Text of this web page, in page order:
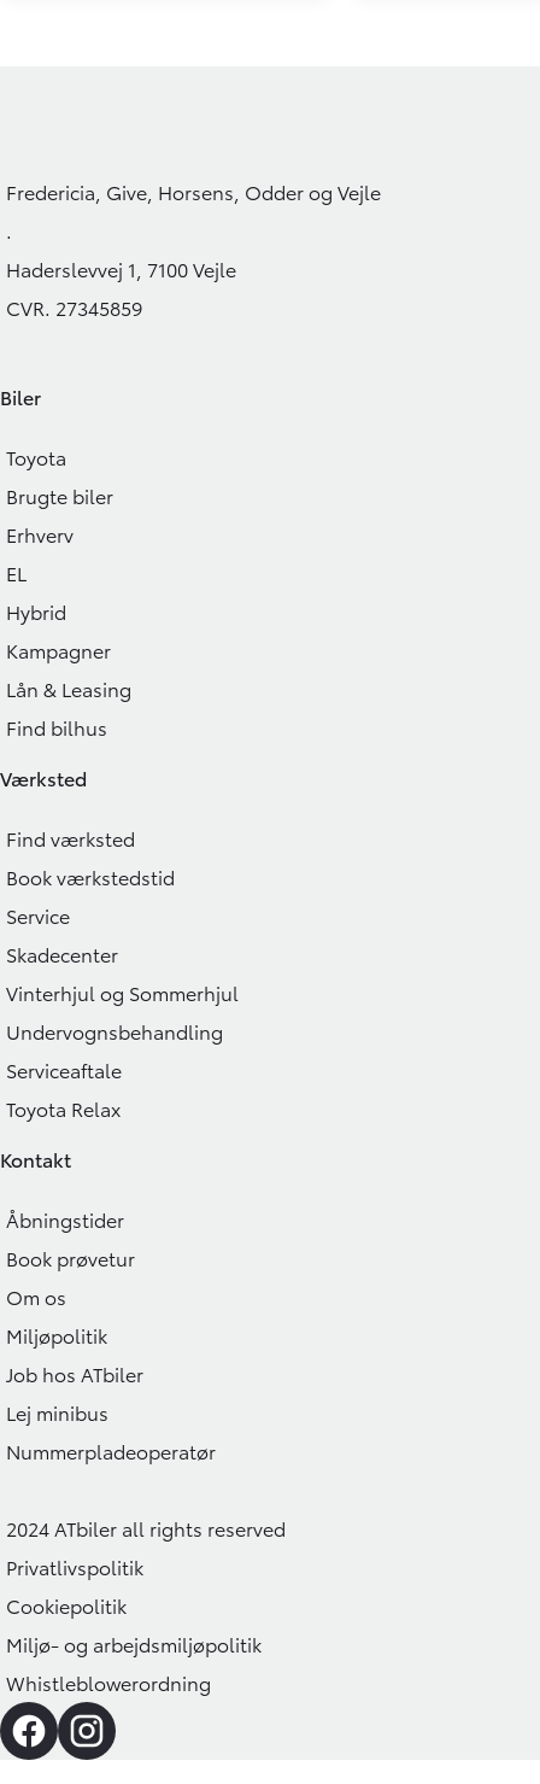
FINANSIERING
3.457 KR.
FINANSIERING
Fredericia, Give, Horsens, Odder og Vejle
.
Haderslevvej 1, 7100 Vejle
CVR. 27345859
Biler
Toyota
Brugte biler
Erhverv
EL
Hybrid
Kampagner
Lån & Leasing
Find bilhus
Værksted
Find værksted
Book værkstedstid
Service
Skadecenter
Vinterhjul og Sommerhjul
Undervognsbehandling
Serviceaftale
Toyota Relax
Kontakt
Åbningstider
Book prøvetur
Om os
Miljøpolitik
Job hos ATbiler
Lej minibus
Nummerpladeoperatør
2024 ATbiler all rights reserved
Privatlivspolitik
Cookiepolitik
Miljø- og arbejdsmiljøpolitik
Whistleblowerordning